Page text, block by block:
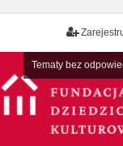
Tematy bez